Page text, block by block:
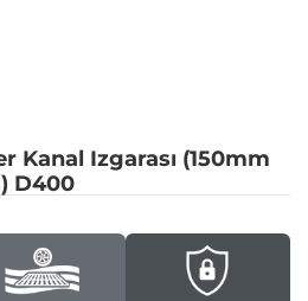
Kanal Izgarası (150mm
D400